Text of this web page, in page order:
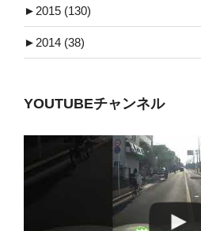
► 2015 (130)
► 2014 (38)
YOUTUBEチャンネル